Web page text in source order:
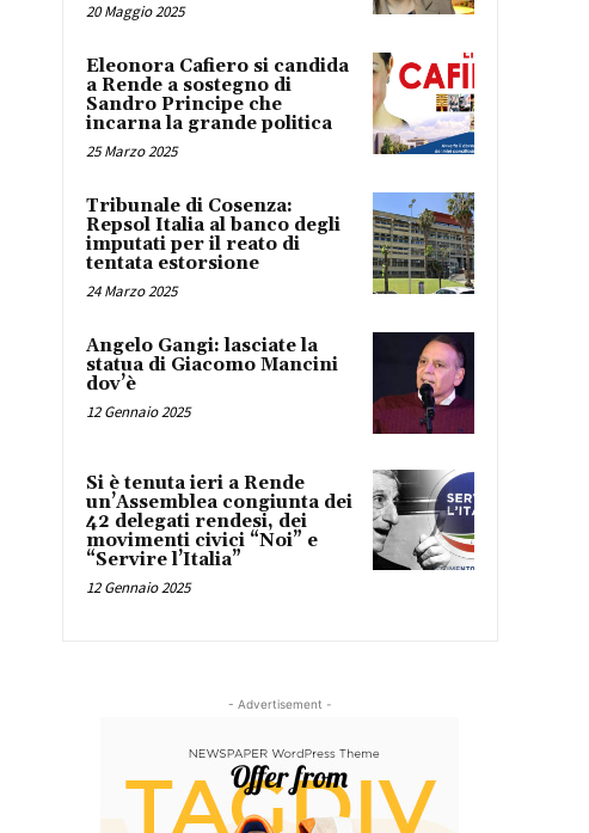
20 Maggio 2025
Eleonora Cafiero si candida
a Rende a sostegno di
Sandro Principe che
incarna la grande politica
25 Marzo 2025
Tribunale di Cosenza:
Repsol Italia al banco degli
imputati per il reato di
tentata estorsione
24 Marzo 2025
Angelo Gangi: lasciate la
statua di Giacomo Mancini
dov’è
12 Gennaio 2025
Si è tenuta ieri a Rende
un’Assemblea congiunta dei
42 delegati rendesi, dei
movimenti civici “Noi” e
“Servire l’Italia”
12 Gennaio 2025
- Advertisement -